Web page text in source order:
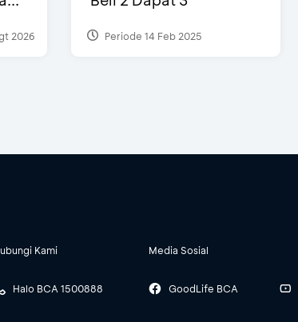
2026 Periode 14 Feb 2025
Kami
Halo BCA 1500888
Media Sosial
GoodLife BCA